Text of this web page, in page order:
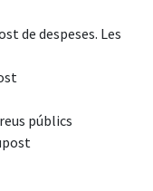
de despeses. Les
públics